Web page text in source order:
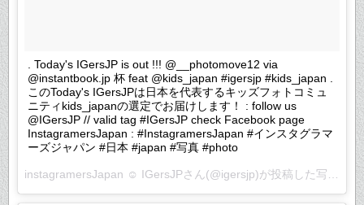
. Today's IGersJP is out !!! @__photomove12 via
@instantbook.jp 杯 feat @kids_japan #igersjp #kids_japan .
このToday's IGersJPは日本を代表するキッズフォトコミュ
ニティkids_japanの選定でお届けします！ : follow us
@IGersJP // valid tag #IGersJP check Facebook page
InstagramersJapan : #InstagramersJapan #インスタグラマ
ーズジャパン #日本 #japan #写真 #photo
instagramersJapan ☺︎ IGersJPさん(@igersjp)が投稿した写真 –